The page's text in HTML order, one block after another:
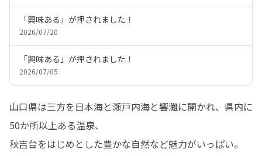
「興味ある」が押されました！
2026/07/20
「興味ある」が押されました！
2026/07/05
山口県は三方を日本海と瀬戸内海と響灘に開かれ、県内に
50か所以上ある温泉、
秋吉台をはじめとした豊かな自然など魅力がいっぱい。